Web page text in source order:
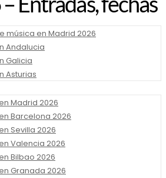
música en Madrid 2026
Andalucia
Galicia
Asturias
Madrid 2026
Barcelona 2026
Sevilla 2026
Valencia 2026
Bilbao 2026
Granada 2026